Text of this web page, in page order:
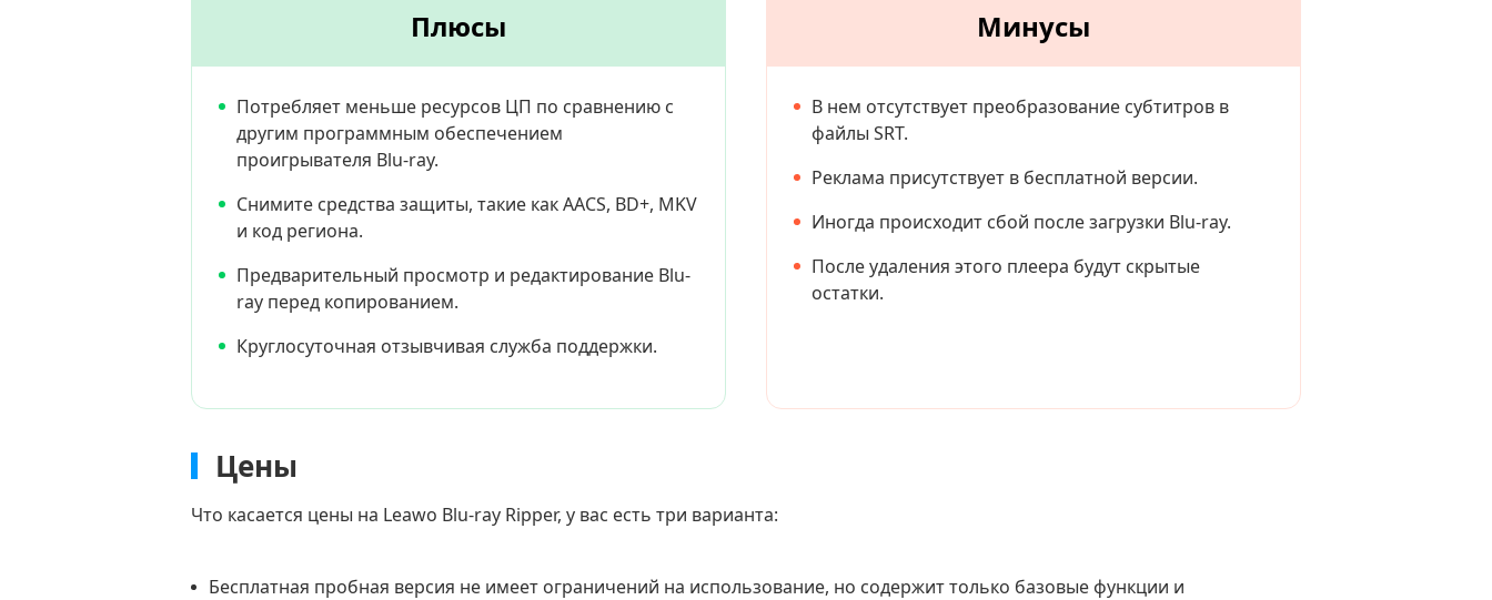
Плюсы
Потребляет меньше ресурсов ЦП по сравнению с
другим программным обеспечением
проигрывателя Blu-ray.
Снимите средства защиты, такие как AACS, BD+, MKV
и код региона.
Предварительный просмотр и редактирование Blu-
ray перед копированием.
Круглосуточная отзывчивая служба поддержки.
Минусы
В нем отсутствует преобразование субтитров в
файлы SRT.
Реклама присутствует в бесплатной версии.
Иногда происходит сбой после загрузки Blu-ray.
После удаления этого плеера будут скрытые
остатки.
Цены
Что касается цены на Leawo Blu-ray Ripper, у вас есть три варианта:
Бесплатная пробная версия не имеет ограничений на использование, но содержит только базовые функции и